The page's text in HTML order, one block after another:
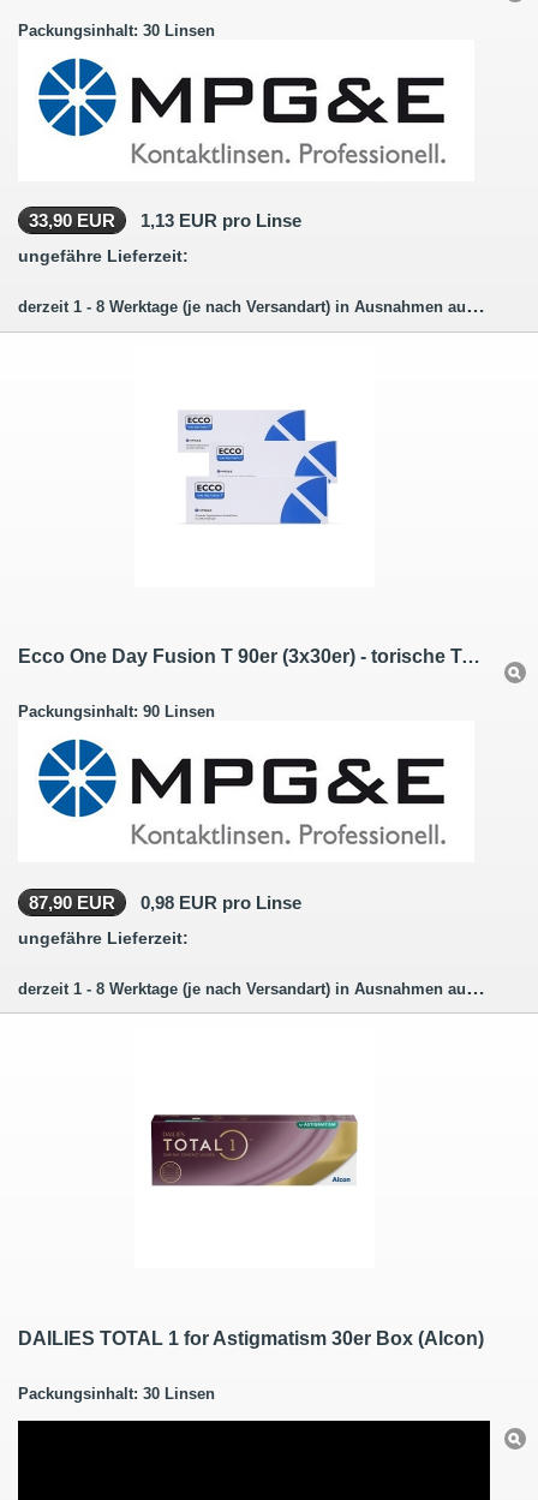
Packungsinhalt: 30 Linsen
33,90 EUR 1,13 EUR pro Linse
ungefähre Lieferzeit:
derzeit 1 - 8 Werktage (je nach Versandart) in Ausnahmen auch länger.
Ecco One Day Fusion T 90er (3x30er) - torische Tageslinsen
Packungsinhalt: 90 Linsen
87,90 EUR 0,98 EUR pro Linse
ungefähre Lieferzeit:
derzeit 1 - 8 Werktage (je nach Versandart) in Ausnahmen auch länger.
DAILIES TOTAL 1 for Astigmatism 30er Box (Alcon)
Packungsinhalt: 30 Linsen